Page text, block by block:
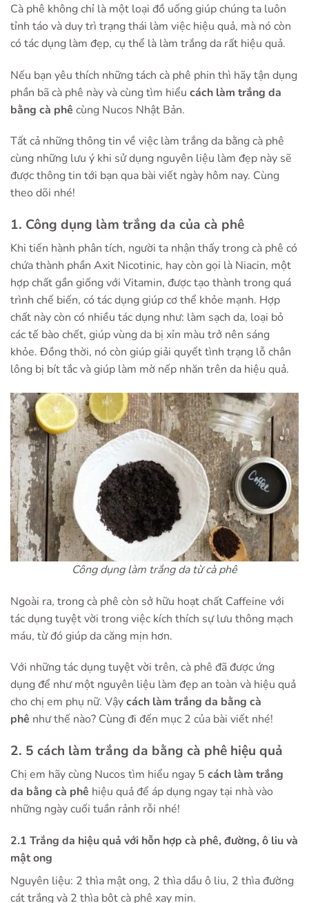
Cà phê không chỉ là một loại đồ uống giúp chúng ta luôn
tỉnh táo và duy trì trạng thái làm việc hiệu quả, mà nó còn
có tác dụng làm đẹp, cụ thể là làm trắng da rất hiệu quả.
Nếu bạn yêu thích những tách cà phê phin thì hãy tận dụng
phần bã cà phê này và cùng tìm hiểu cách làm trắng da
bằng cà phê cùng Nucos Nhật Bản.
Tất cả những thông tin về việc làm trắng da bằng cà phê
cùng những lưu ý khi sử dụng nguyên liệu làm đẹp này sẽ
được thông tin tới bạn qua bài viết ngày hôm nay. Cùng
theo dõi nhé!
1. Công dụng làm trắng da của cà phê
Khi tiến hành phân tích, người ta nhận thấy trong cà phê có
chứa thành phần Axit Nicotinic, hay còn gọi là Niacin, một
hợp chất gần giống với Vitamin, được tạo thành trong quá
trình chế biến, có tác dụng giúp cơ thể khỏe mạnh. Hợp
chất này còn có nhiều tác dụng như: làm sạch da, loại bỏ
các tế bào chết, giúp vùng da bị xỉn màu trở nên sáng
khỏe. Đồng thời, nó còn giúp giải quyết tình trạng lỗ chân
lông bị bít tắc và giúp làm mờ nếp nhăn trên da hiệu quả.
Công dụng làm trắng da từ cà phê
Ngoài ra, trong cà phê còn sở hữu hoạt chất Caffeine với
tác dụng tuyệt vời trong việc kích thích sự lưu thông mạch
máu, từ đó giúp da căng mịn hơn.
Với những tác dụng tuyệt vời trên, cà phê đã được ứng
dụng để như một nguyên liệu làm đẹp an toàn và hiệu quả
cho chị em phụ nữ. Vậycách làm trắng da bằng cà
phê như thế nào? Cùng đi đến mục 2 của bài viết nhé!
2. 5 cách làm trắng da bằng cà phê hiệu quả
Chị em hãy cùng Nucos tìm hiểu ngay 5 cách làm trắng
da bằng cà phê hiệu quả để áp dụng ngay tại nhà vào
những ngày cuối tuần rảnh rỗi nhé!
2.1 Trắng da hiệu quả với hỗn hợp cà phê, đường, ô liu và
mật ong
Nguyên liệu: 2 thìa mật ong, 2 thìa dầu ô liu, 2 thìa đường
cát trắng và 2 thìa bột cà phê xay mịn.